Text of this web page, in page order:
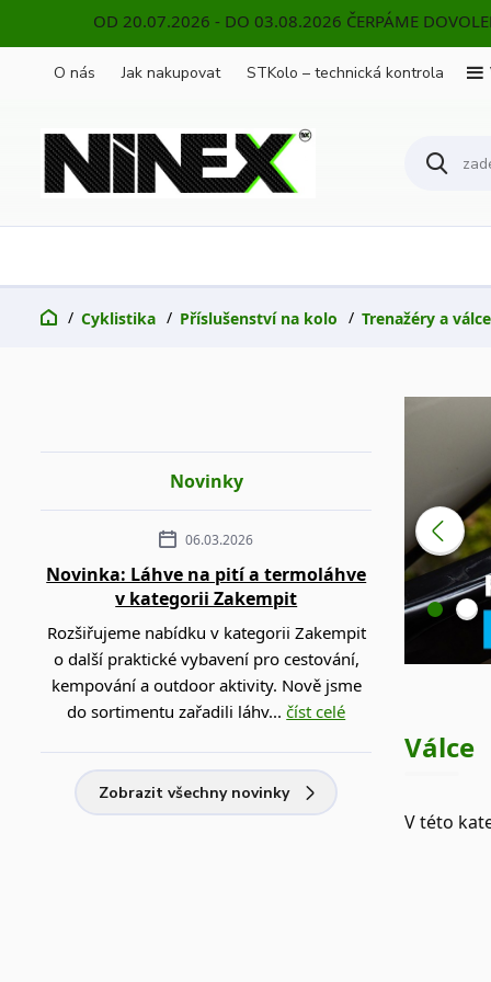
OD 20.07.2026 - DO 03.08.2026 ČERPÁME
O nás Jak nakupovat STKolo – technická kontrola
Cyklistika Příslušenství na kolo Trenažéry a válce
Válce
V této
Novinky
06.03.2026
Novinka: Láhve na pití a termoláhve
v kategorii Zakempit
Rozšiřujeme nabídku v kategorii Zakempit
o další praktické vybavení pro cestování,
kempování a outdoor aktivity. Nově jsme
do sortimentu zařadili láhv...číst celé
Zobrazit všechny novinky